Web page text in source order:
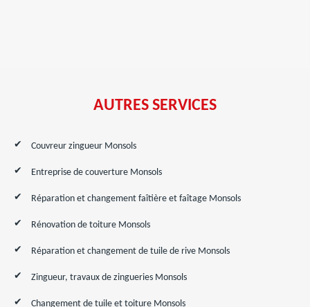
AUTRES SERVICES
Couvreur zingueur Monsols
Entreprise de couverture Monsols
Réparation et changement faîtière et faîtage Monsols
Rénovation de toiture Monsols
Réparation et changement de tuile de rive Monsols
Zingueur, travaux de zingueries Monsols
Changement de tuile et toiture Monsols